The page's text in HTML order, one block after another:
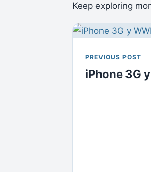
Keep exploring
PREVIOUS POST
iPhone 3G